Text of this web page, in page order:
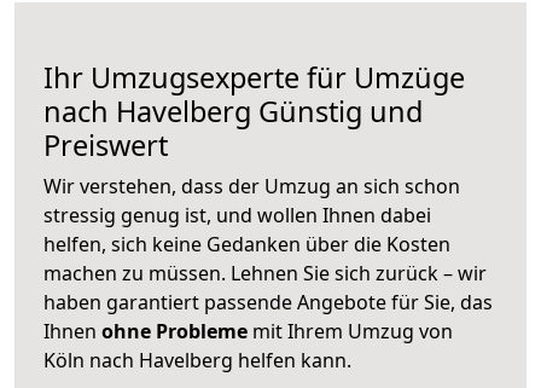
Ihr Umzugsexperte für Umzüge
nach Havelberg Günstig und
Preiswert
Wir verstehen, dass der Umzug an sich schon
stressig genug ist, und wollen Ihnen dabei
helfen, sich keine Gedanken über die Kosten
machen zu müssen. Lehnen Sie sich zurück – wir
haben garantiert passende Angebote für Sie, das
Ihnen ohne Probleme mit Ihrem Umzug von
Köln nach Havelberg helfen kann.